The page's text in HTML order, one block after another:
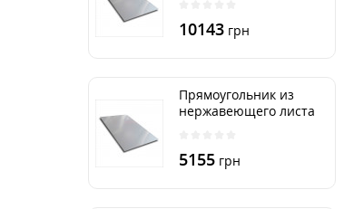
10143 грн
Прямоугольник из
нержавеющего листа
5155 грн